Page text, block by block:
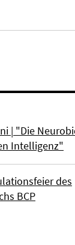
| "Die
Intelligenz"
des
BCP